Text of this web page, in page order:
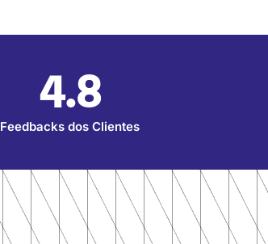
Feedbacks dos Clientes
4.8